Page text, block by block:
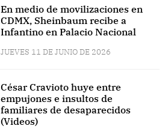
En medio de movilizaciones en
CDMX, Sheinbaum recibe a
Infantino en Palacio Nacional
JUEVES 11 DE JUNIO DE 2026
César Cravioto huye entre
empujones e insultos de
familiares de desaparecidos
(Videos)